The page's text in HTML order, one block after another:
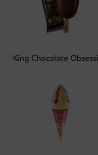
King Chocolate